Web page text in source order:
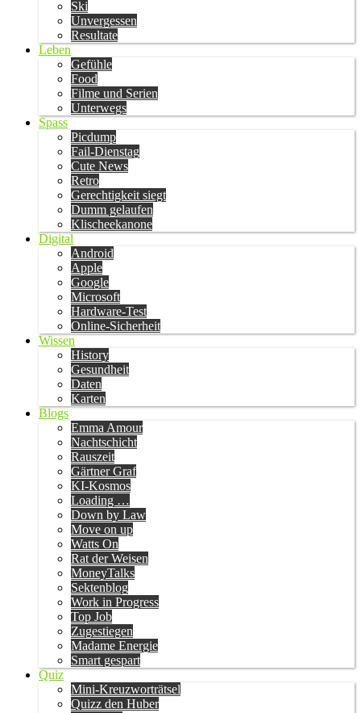
Ski
Unvergessen
Resultate
Leben
Gefühle
Food
Filme und Serien
Unterwegs
Spass
Picdump
Fail-Dienstag
Cute News
Retro
Gerechtigkeit siegt
Dumm gelaufen
Klischeekanone
Digital
Android
Apple
Google
Microsoft
Hardware-Test
Online-Sicherheit
Wissen
History
Gesundheit
Daten
Karten
Blogs
Emma Amour
Nachtschicht
Rauszeit
Gärtner Graf
KI-Kosmos
Loading …
Down by Law
Move on up
Watts On
Rat der Weisen
MoneyTalks
Sektenblog
Work in Progress
Top Job
Zugestiegen
Madame Energie
Smart gespart
Quiz
Mini-Kreuzworträtsel
Quizz den Huber